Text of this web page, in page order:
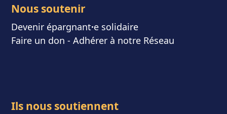
Nous soutenir
Devenir épargnant⸱e solidaire
Faire un don - Adhérer à notre Réseau
Ils nous soutiennent